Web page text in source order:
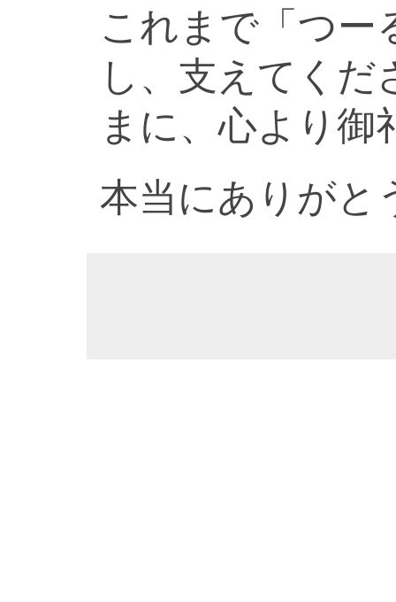
これまで「つー
し、支えてく
まに、心より御
本当にありがと